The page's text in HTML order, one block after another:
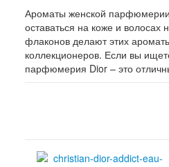
Ароматы женской
оставаться на коже и волосах
флаконов делают этих
коллекционеров. Если вы
парфюмерия Dior – это